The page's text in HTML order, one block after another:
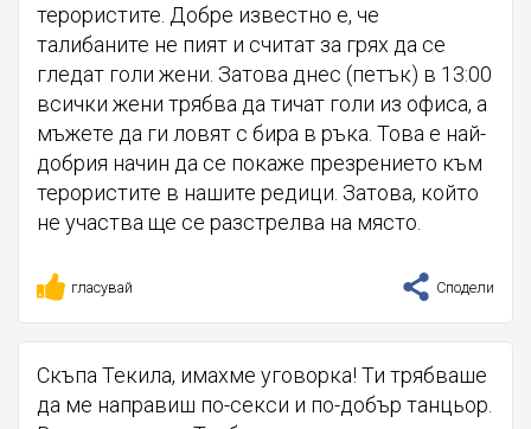
терористите. Добре известно е, че
талибаните не пият и считат за грях да се
гледат голи жени. Затова днес (петък) в 13:00
всички жени трябва да тичат голи из офиса, а
мъжете да ги ловят с бира в ръка. Това е най-
добрия начин да се покаже презрението към
терористите в нашите редици. Затова, който
не участва ще се разстрелва на място.
гласувай Сподели
Скъпа Текила, имахме уговорка! Ти трябваше
да ме направиш по-секси и по-добър танцьор.